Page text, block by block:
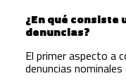
¿En qué consiste
denuncias?
El primer aspecto a
denuncias